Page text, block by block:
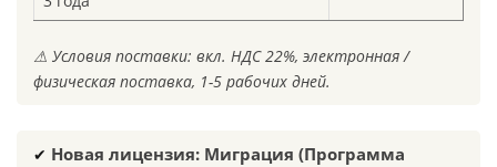
⚠ Условия поставки: вкл. НДС 22%, электронная /
физическая поставка, 1-5 рабочих дней.
✔ Новая лицензия: Миграция (Программа